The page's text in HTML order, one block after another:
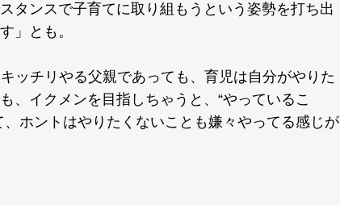
タンスで子育てに取り組もうという姿勢を打ち出
」とも。
ッチリやる父親であっても、育児は自分がやりた
、イクメンを目指しちゃうと、“やっているこ
ホントはやりたくないことも嫌々やってる感じが